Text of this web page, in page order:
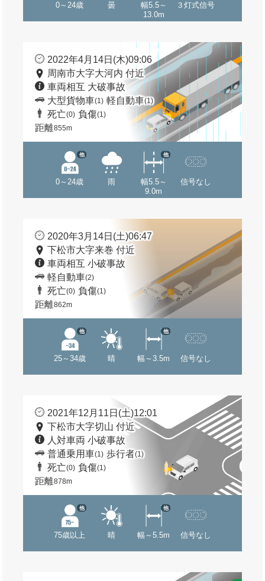
0～24歳 曇
幅5.5～
13.0m
３灯式信号
2022年4月14日(木)09:06
周南市大字大河内 付近
車両相互 大破事故
大型貨物車(1) 軽自動車(1)
死亡(0) 負傷(1)
距離855m
0～24歳
他
雨
幅5.5～
9.0m
他
信号なし
2020年3月14日(土)06:47
下松市大字来巻 付近
車両相互 小破事故
軽自動車(2)
死亡(0) 負傷(1)
距離862m
25～34歳
他
晴 幅～3.5m
他
信号なし
2021年12月11日(土)12:01
下松市大字切山 付近
人対車両 小破事故
普通乗用車(1) 歩行者(1)
死亡(0) 負傷(1)
距離878m
75歳以上
他
晴 幅～5.5m
他
信号なし